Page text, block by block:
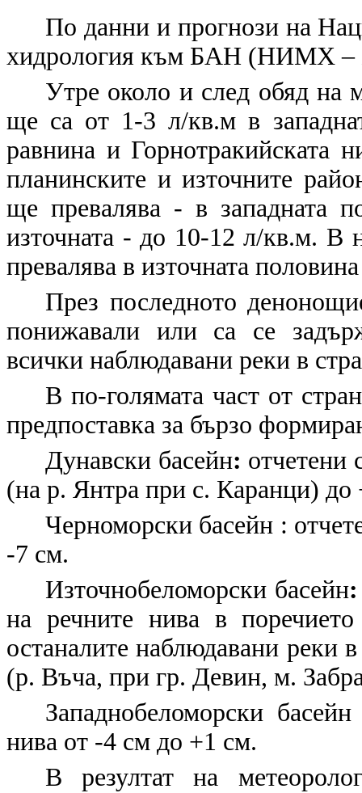
По данни и прогнози на
хидрология към БАН (НИМХ –
Утре около и след обяд на
ще са от 1-3 л/кв.м в
равнина и Горнотракийската
планинските и източните
ще превалява - в западната
източната - до 10-12 л/кв.м. В
превалява в източната
През последното
понижавали или са се
всички наблюдавани реки в
В по-голямата част от
предпоставка за бързо
Дунавски басейн: отчетени
(на р. Янтра при с. Каранци)
Черноморски басейн :
-7 см.
Източнобеломорски басейн:
на речните нива в
останалите наблюдавани реки
(р. Въча, при гр. Девин, м.
Западнобеломорски басейн
нива от -4 см до +1 см.
В резултат на